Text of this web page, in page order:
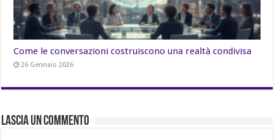
Come le conversazioni costruiscono una realtà condivisa
26 Gennaio 2026
Lascia un commento